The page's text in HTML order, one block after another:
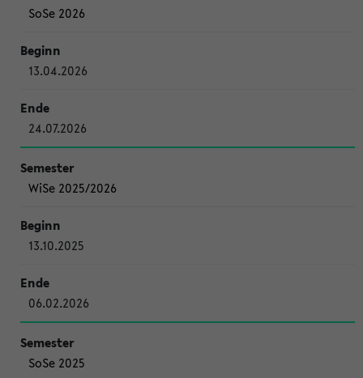
SoSe 2026
13.04.2026
24.07.2026
WiSe 2025/2026
13.10.2025
06.02.2026
SoSe 2025